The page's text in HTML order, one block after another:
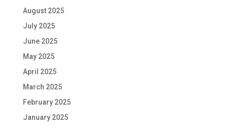
August 2025
July 2025
June 2025
May 2025
April 2025
March 2025
February 2025
January 2025